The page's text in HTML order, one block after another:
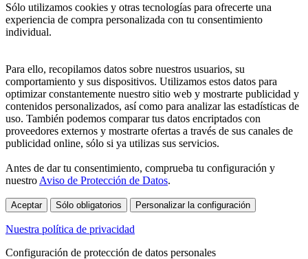
Sólo utilizamos cookies y otras tecnologías para ofrecerte una
experiencia de compra personalizada con tu consentimiento
individual.
Para ello, recopilamos datos sobre nuestros usuarios, su
comportamiento y sus dispositivos. Utilizamos estos datos para
optimizar constantemente nuestro sitio web y mostrarte publicidad y
contenidos personalizados, así como para analizar las estadísticas de
uso. También podemos comparar tus datos encriptados con
proveedores externos y mostrarte ofertas a través de sus canales de
publicidad online, sólo si ya utilizas sus servicios.
Antes de dar tu consentimiento, comprueba tu configuración y
nuestro Aviso de Protección de Datos.
Aceptar Sólo obligatorios Personalizar la configuración
Nuestra política de privacidad
Configuración de protección de datos personales